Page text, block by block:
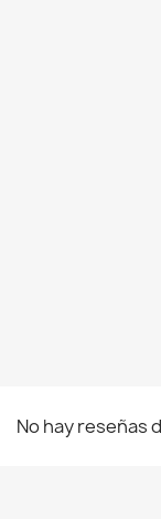
No hay reseñas